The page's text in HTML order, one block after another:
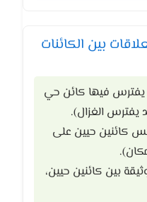
بين الكائنات
يفترس فيها كائن حي
يفترس الغزال).
كائنين حيين على
بين كائنين حيين،